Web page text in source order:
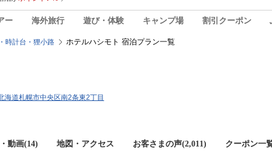
ー 海外旅行 遊び・体験 キャンプ場 割引クーポン
時計台・狸小路 ホテルハシモト 宿泊プラン一覧
海道札幌市中央区南2条東2丁目
動画(14) 地図・アクセス お客さまの声(2,011) クーポン一